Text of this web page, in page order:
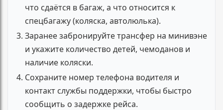
что сдаётся в багаж, а что относится к
спецбагажу (коляска, автолюлька).
Заранее забронируйте трансфер на минивэне
и укажите количество детей, чемоданов и
наличие коляски.
Сохраните номер телефона водителя и
контакт службы поддержки, чтобы быстро
сообщить о задержке рейса.